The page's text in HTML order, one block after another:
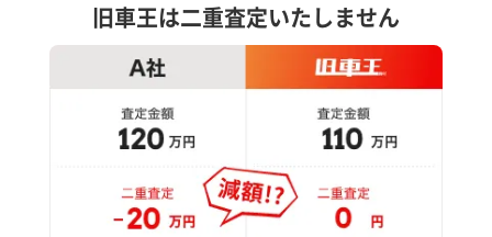
旧車王は二重査定いたしません